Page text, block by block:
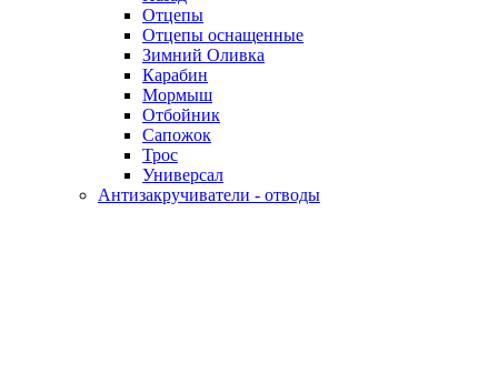
Отцепы
Отцепы оснащенные
Зимний Оливка
Карабин
Мормыш
Отбойник
Сапожок
Трос
Универсал
Антизакручиватели - отводы